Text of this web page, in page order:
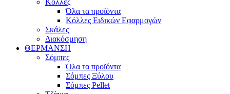
Όλα τα προϊόντα
Κόλλες Ειδικών Εφαρμογών
Σκάλες
Διακόσμηση
ΘΕΡΜΑΝΣΗ
Σόμπες
Όλα τα προϊόντα
Σόμπες Ξύλου
Σόμπες Pellet